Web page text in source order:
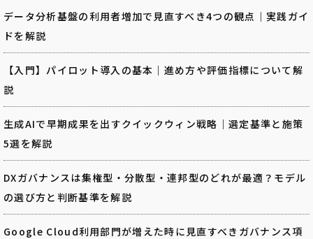
データ分析基盤の利用者増加で見直すべき4つの観点｜実践ガイ
ドを解説
【入門】パイロット導入の基本｜進め方や評価指標について解
説
生成AIで早期成果を出すクイックウィン戦略｜選定基準と施策
5選を解説
DXガバナンスは集権型・分散型・連邦型のどれが最適？モデル
の選び方と判断基準を解説
Google Cloud利用部門が増えた時に見直すべきガバナンス項